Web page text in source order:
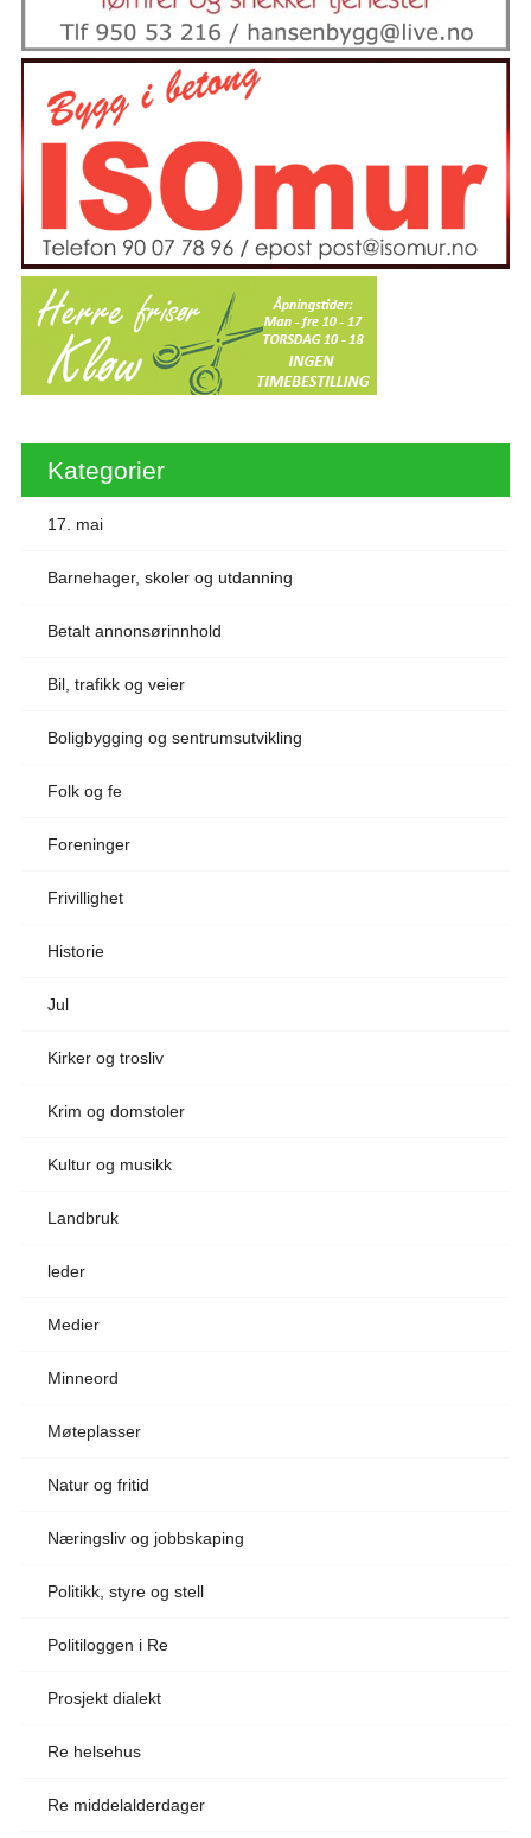
Kategorier
17. mai
Barnehager, skoler og utdanning
Betalt annonsørinnhold
Bil, trafikk og veier
Boligbygging og sentrumsutvikling
Folk og fe
Foreninger
Frivillighet
Historie
Jul
Kirker og trosliv
Krim og domstoler
Kultur og musikk
Landbruk
leder
Medier
Minneord
Møteplasser
Natur og fritid
Næringsliv og jobbskaping
Politikk, styre og stell
Politiloggen i Re
Prosjekt dialekt
Re helsehus
Re middelalderdager